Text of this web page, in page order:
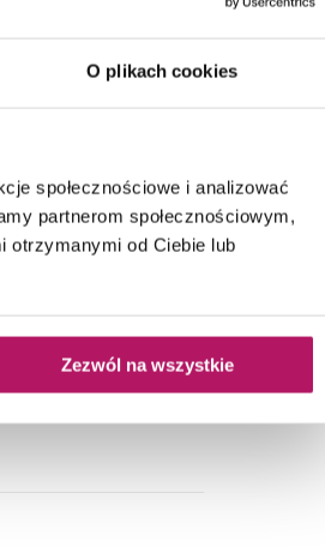
O plikach cookies
społecznościowe i analizować
partnerom społecznościowym,
otrzymanymi od Ciebie lub
Zezwól na wszystkie